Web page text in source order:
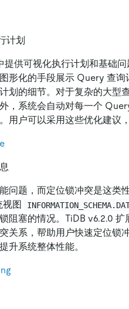
计划
供可视化执行计划和基础
形化的手段展示 Query 查
划的细节。对于复杂的大型
，系统会自动对每一个
用户可以采用这些优化建议
问题，而定位锁冲突是这类
图
阻塞的情况。TiDB v6.2.0 扩
关系，帮助用户快速定位锁
升系统整体性能。